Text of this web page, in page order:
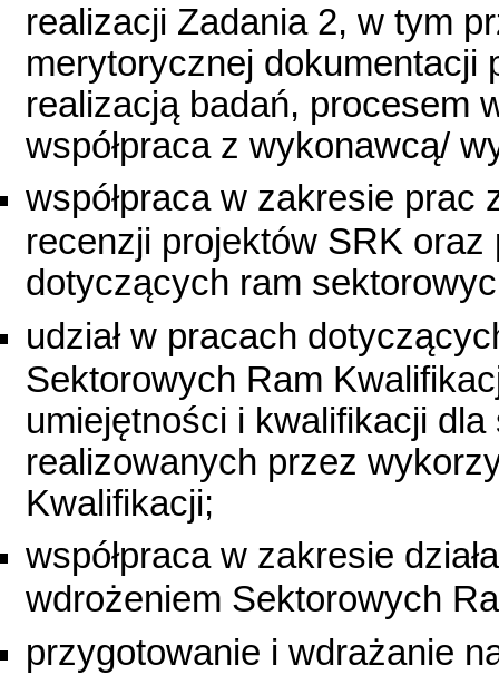
realizacji Zadania 2, w tym
merytorycznej dokumentacji
realizacją badań, procesem
współpraca z wykonawcą/
współpraca w zakresie
recenzji projektów SRK
dotyczących ram
udział w pracach
Sektorowych Ram
umiejętności i kwalifikacji
realizowanych przez
Kwalifikacji;
współpraca w zakresie
wdrożeniem Sektorowych
przygotowanie i wdrażanie